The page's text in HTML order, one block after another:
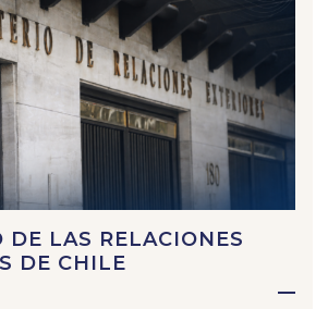
DE LAS RELACIONES
DE CHILE